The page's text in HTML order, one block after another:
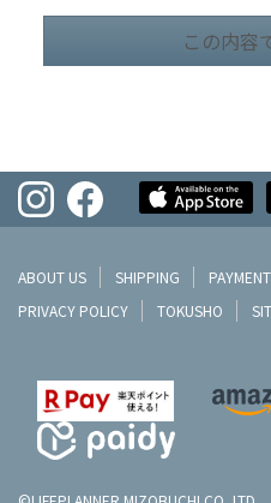
ABOUT US SHIPPING PAYMENT
PRIVACY POLICY
TOKUSHO